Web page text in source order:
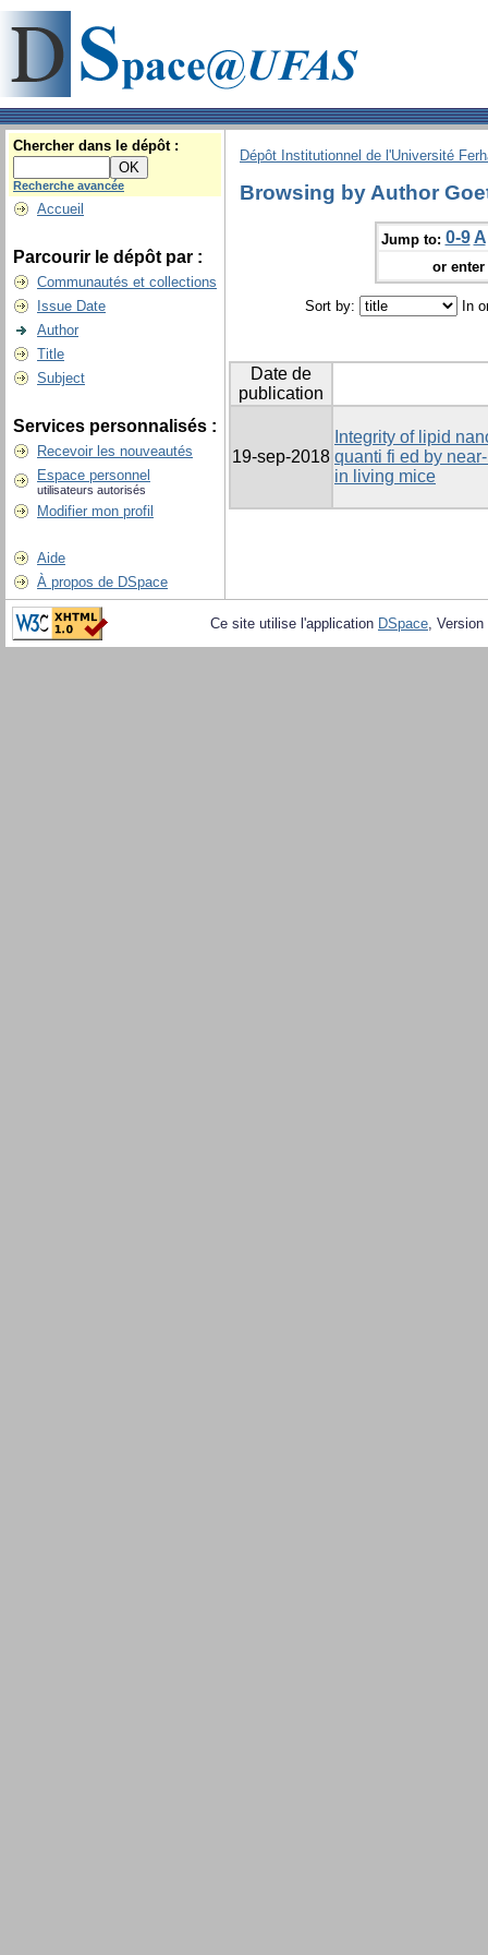
Chercher dans le dépôt :
Recherche avancée
Accueil
Parcourir le dépôt par :
Communautés et collections
Issue Date
Author
Title
Subject
Services personnalisés :
Recevoir les nouveautés
Espace personnel
utilisateurs autorisés
Modifier mon profil
Aide
À propos de DSpace
Dépôt Institutionnel de l'Université
Browsing by Author
Jump to: 0-9 A
or
Sort by: In
Date de
publication
19-sep-2018
Integrity of lipid
quanti fi ed by
in living mice
Ce site utilise l'application DSpace,